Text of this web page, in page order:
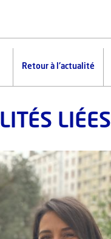
Retour à l'actualité
LIÉES